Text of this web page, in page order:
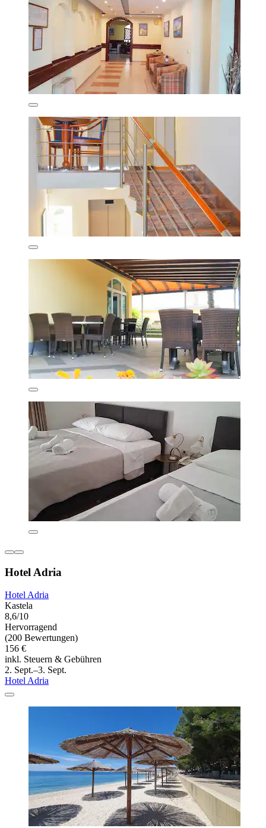
Hotel Adria
Hotel Adria
Kastela
8,6/10
Hervorragend
(200 Bewertungen)
156 €
inkl. Steuern & Gebühren
2. Sept.–3. Sept.
Hotel Adria